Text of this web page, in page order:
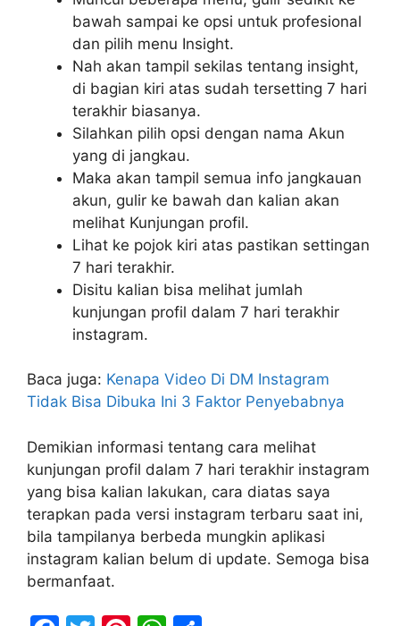
bawah sampai ke opsi untuk profesional
dan pilih menu Insight.
Nah akan tampil sekilas tentang insight,
di bagian kiri atas sudah tersetting 7 hari
terakhir biasanya.
Silahkan pilih opsi dengan nama Akun
yang di jangkau.
Maka akan tampil semua info jangkauan
akun, gulir ke bawah dan kalian akan
melihat Kunjungan profil.
Lihat ke pojok kiri atas pastikan settingan
7 hari terakhir.
Disitu kalian bisa melihat jumlah
kunjungan profil dalam 7 hari terakhir
instagram.
Baca juga: Kenapa Video Di DM Instagram
Tidak Bisa Dibuka Ini 3 Faktor Penyebabnya
Demikian informasi tentang cara melihat
kunjungan profil dalam 7 hari terakhir instagram
yang bisa kalian lakukan, cara diatas saya
terapkan pada versi instagram terbaru saat ini,
bila tampilanya berbeda mungkin aplikasi
instagram kalian belum di update. Semoga bisa
bermanfaat.